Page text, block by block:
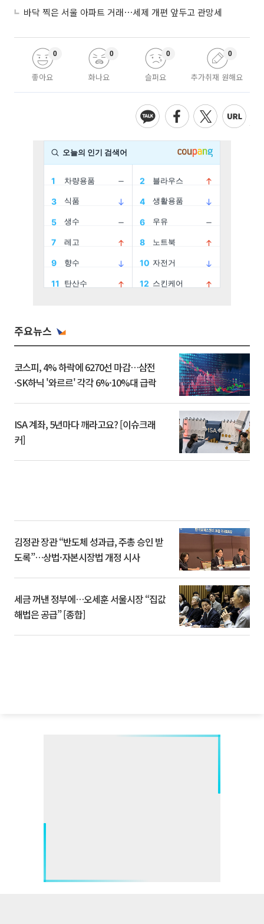
바닥 찍은 서울 아파트 거래⋯세제 개편 앞두고 관망세
좋아요
0
화나요
0
슬퍼요
0
추가취재 원해요
0
주요뉴스
코스피, 4% 하락에 6270선 마감…삼전
·SK하닉 '와르르' 각각 6%·10%대 급락
ISA 계좌, 5년마다 깨라고요? [이슈크래
커]
김정관 장관 “반도체 성과급, 주총 승인 받
도록”…상법·자본시장법 개정 시사
세금 꺼낸 정부에…오세훈 서울시장 “집값
해법은 공급” [종합]